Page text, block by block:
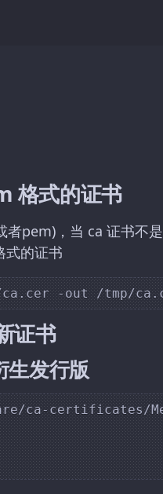
格式的证书
pem)，当 ca 证书不
式的证书
证书
发行版
ca-certificates/